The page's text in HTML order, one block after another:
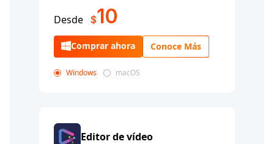
Desde $10
Comprar ahora Conoce Más
Windows macOS
Editor de vídeo